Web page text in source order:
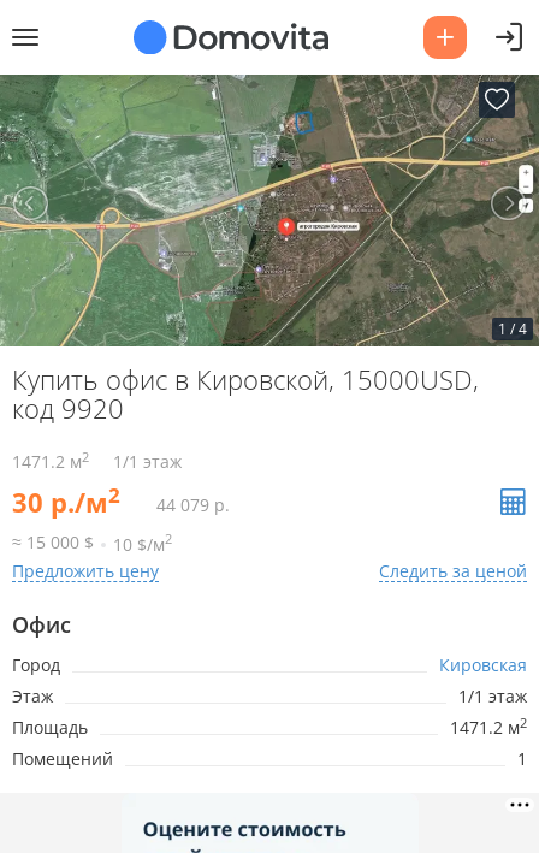
1 /4
Купить офис в Кировской, 15000USD,
код 9920
1471.2 м2 1/1 этаж
30 р./м2
44 079 р.
≈ 15 000 $
10 $/м2
Предложить цену Следить за ценой
Офис
Город
Кировская
Этаж
1/1 этаж
Площадь
1471.2 м2
Помещений 1